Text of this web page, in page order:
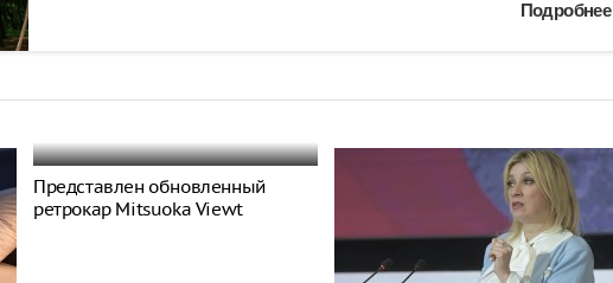
Подробнее
Представлен обновленный
ретрокар Mitsuoka Viewt